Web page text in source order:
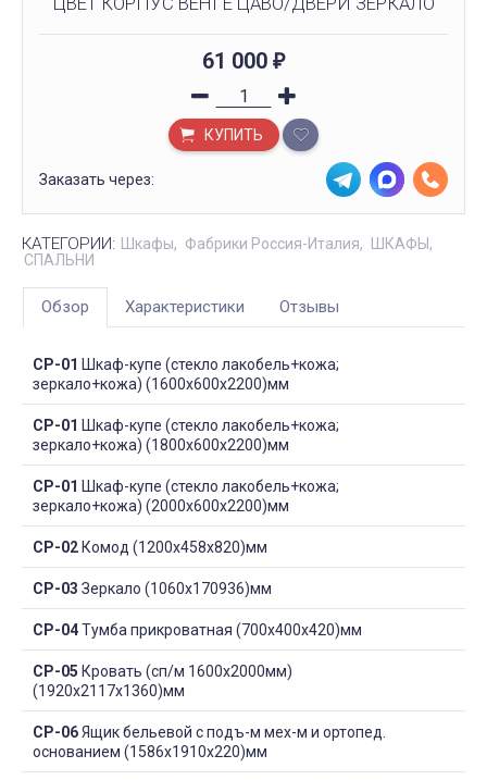
61 000 ₽
КУПИТЬ
Заказать через:
КАТЕГОРИИ: Шкафы Фабрики Россия-Италия
ШКАФЫ
СПАЛЬНИ
Обзор Характеристики Отзывы
СР-01 Шкаф-купе (стекло лакобель+кожа;
зеркало+кожа) (1600х600х2200)мм
СР-01 Шкаф-купе (стекло лакобель+кожа;
зеркало+кожа) (1800х600х2200)мм
СР-01 Шкаф-купе (стекло лакобель+кожа;
зеркало+кожа) (2000х600х2200)мм
СР-02 Комод (1200х458х820)мм
СР-03 Зеркало (1060х170936)мм
СР-04Тумба прикроватная (700х400х420)мм
СР-05 Кровать (сп/м 1600х2000мм)
(1920х2117х1360)мм
СР-06Ящик бельевой с подъ-м мех-м и ортопед.
основанием (1586х1910х220)мм